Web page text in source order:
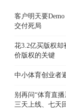
客户明天要
交付死局
花3.2亿买版权
价版权的关键
中小体育创业者
别再问“体育直
三天上线、七天